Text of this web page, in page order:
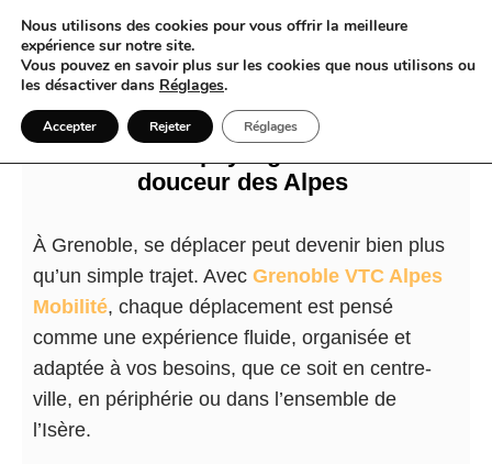
VTC et Grenoble : l’art de voyager en
douceur des Alpes
À Grenoble, se déplacer peut devenir bien plus
qu’un simple trajet. Avec Grenoble VTC Alpes
Mobilité, chaque déplacement est pensé
comme une expérience fluide, organisée et
adaptée à vos besoins, que ce soit en centre-
ville, en périphérie ou dans l’ensemble de
l’Isère.
Nous utilisons des cookies pour vous offrir la meilleure
expérience sur notre site.
Vous pouvez en savoir plus sur les cookies que nous utilisons ou
les désactiver dans Réglages.
Accepter Rejeter Réglages